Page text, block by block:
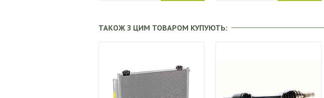
ТАКОЖ З ЦИМ ТОВАРОМ КУПУЮТЬ: